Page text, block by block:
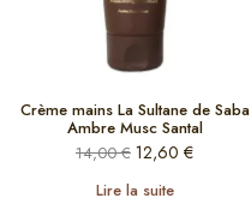
Crème mains La Sultane de Saba
Ambre Musc Santal
14,00€ 12,60 €
Lire la suite